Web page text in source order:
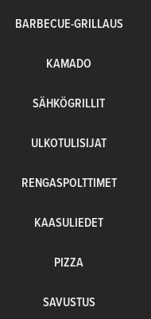
BARBECUE-GRILLAUS
KAMADO
SÄHKÖGRILLIT
ULKOTULISIJAT
RENGASPOLTTIMET
KAASULIEDET
PIZZA
SAVUSTUS